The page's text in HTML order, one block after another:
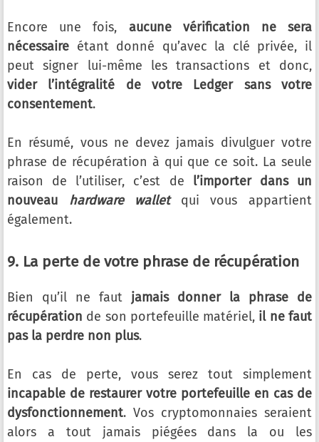
Encore une fois, aucune vérification ne sera
nécessaire étant donné qu’avec la clé privée, il
peut signer lui-même les transactions et donc,
vider l’intégralité de votre Ledger sans votre
consentement.
En résumé, vous ne devez jamais divulguer votre
phrase de récupération à qui que ce soit. La seule
raison de l’utiliser, c’est de l’importer dans un
nouveau hardware walletqui vous appartient
également.
9. La perte de votre phrase de récupération
Bien qu’il ne faut jamais donner la phrase de
récupération de son portefeuille matériel, il ne faut
pas la perdre non plus.
En cas de perte, vous serez tout simplement
incapable de restaurer votre portefeuille en cas de
dysfonctionnement. Vos cryptomonnaies seraient
alors a tout jamais piégées dans la ou les